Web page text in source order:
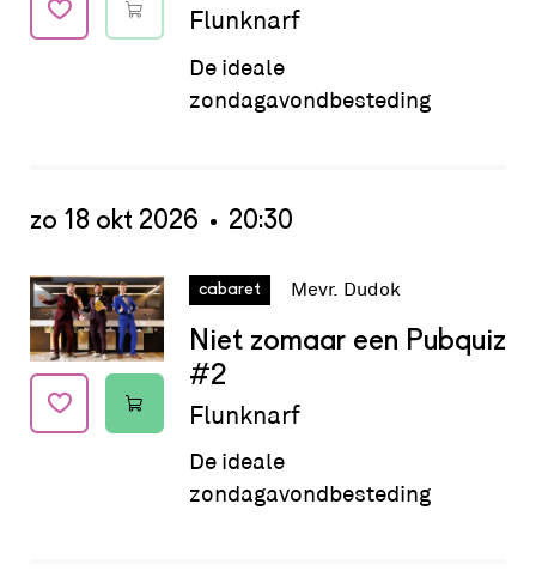
Flunknarf
De ideale
zondagavondbesteding
Niet zomaar een Pubquiz
#2
Flunknarf
De ideale
zondagavondbesteding
Datum: zo 18 okt 2026 - 20:30
cabaret Mevr. Dudok
zo 18 okt 2026 20:30